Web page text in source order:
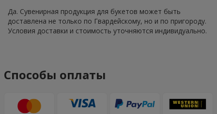
Да. Сувенирная продукция для букетов может быть
доставлена не только по Гвардейскому, но и по пригороду.
Условия доставки и стоимость уточняются индивидуально.
Способы оплаты